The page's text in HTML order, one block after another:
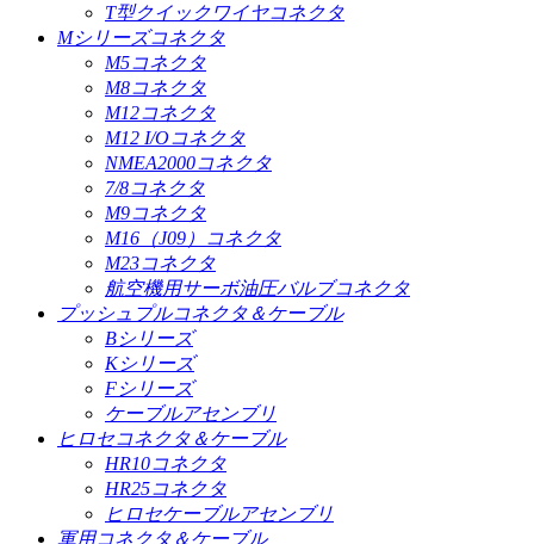
T型クイックワイヤコネクタ
Mシリーズコネクタ
M5コネクタ
M8コネクタ
M12コネクタ
M12 I/Oコネクタ
NMEA2000コネクタ
7/8コネクタ
M9コネクタ
M16（J09）コネクタ
M23コネクタ
航空機用サーボ油圧バルブコネクタ
プッシュプルコネクタ＆ケーブル
Bシリーズ
Kシリーズ
Fシリーズ
ケーブルアセンブリ
ヒロセコネクタ＆ケーブル
HR10コネクタ
HR25コネクタ
ヒロセケーブルアセンブリ
軍用コネクタ＆ケーブル